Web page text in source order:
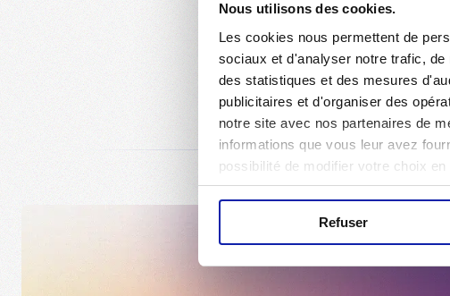
Nous utilisons des cookies.
Les cookies nous permettent de
sociaux et d'analyser notre trafic,
des statistiques et des mesures
publicitaires et d'organiser des
notre site avec nos partenaires de
informations que vous leur avez
possibilité de modifier votre choix
Refuser